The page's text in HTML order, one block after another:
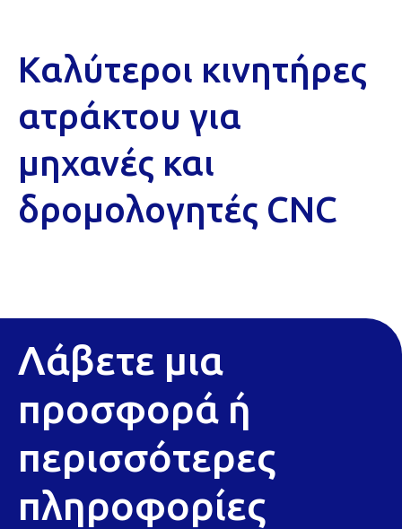
Καλύτεροι κινητήρες
ατράκτου για
μηχανές και
δρομολογητές CNC
Λάβετε μια
προσφορά ή
περισσότερες
πληροφορίες